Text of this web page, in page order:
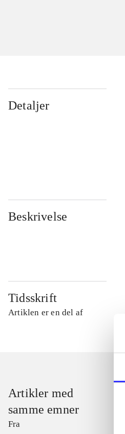
Detaljer
Beskrivelse
Tidsskrift
Artiklen er en del af
Artikler med
samme emner
Fra